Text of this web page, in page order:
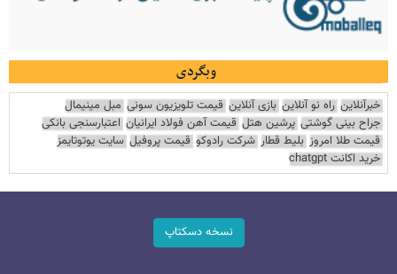
وبگردی
خبرآنلاین راه نو آنلاین بازی آنلاین قیمت تلویزیون سونی مبل مینیمال
جراح بینی گوشتی پرشین هتل قیمت آهن فولاد ایرانیان اعتبارسنجی بانکی
قیمت طلا امروز بلیط قطار شرکت رادوکو قیمت پروفیل سایت یوتوتایمز
خرید اکانت chatgpt
نسخه دسکتاپ